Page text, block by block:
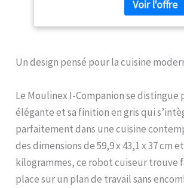
chaud,
Bluetooth
robot cuiseur
rapport aux
plus vendus,
selon une norme
internationale*)
description pour
d'informations
CAPACITE : la
capacité du bol
cuiseur
idéale pour
Un design pensé pour la cuisine
Le Moulinex I-Companion se distingue
élégante et sa finition en gris qui
parfaitement dans une cuisine
des dimensions de 59,9 x 43,1 x 37 cm
kilogrammes, ce robot cuiseur trouve
place sur un plan de travail sans